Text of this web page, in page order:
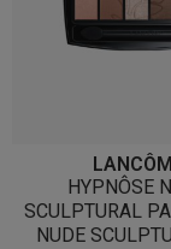
HYPNÔSE
SCULPTURAL
NUDE